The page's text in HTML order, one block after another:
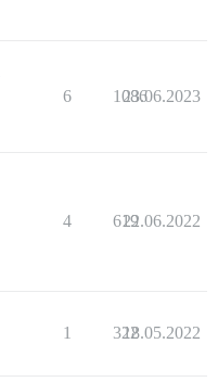
6 1086
23.06.2023
4 619
22.06.2022
1 322
18.05.2022